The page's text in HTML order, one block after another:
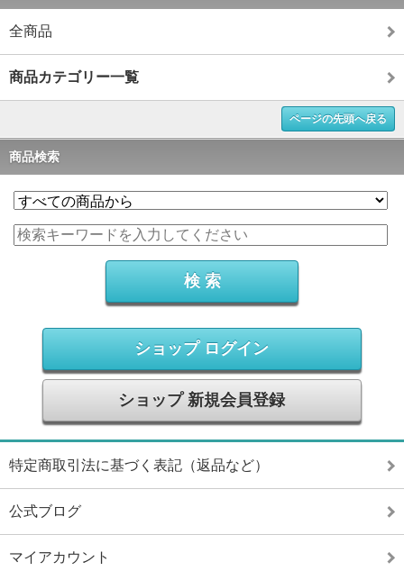
全商品
商品カテゴリー一覧
ページの先頭へ戻る
商品検索
ショップ ログイン
ショップ 新規会員登録
特定商取引法に基づく表記（返品など）
公式ブログ
マイアカウント